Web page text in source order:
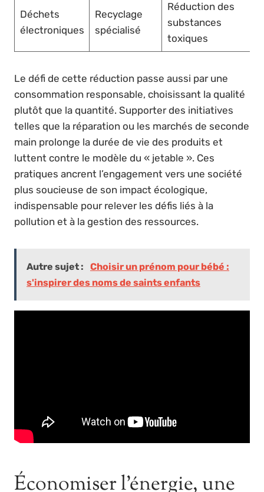
Déchets
électroniques
Recyclage
spécialisé
Réduction des
substances
toxiques
Le défi de cette réduction passe aussi par une
consommation responsable, choisissant la qualité
plutôt que la quantité. Supporter des initiatives
telles que la réparation ou les marchés de seconde
main prolonge la durée de vie des produits et
luttent contre le modèle du « jetable ». Ces
pratiques ancrent l’engagement vers une société
plus soucieuse de son impact écologique,
indispensable pour relever les défis liés à la
pollution et à la gestion des ressources.
Autre sujet :
Choisir un prénom pour bébé :
s'inspirer des noms de saints enfants
Économiser l’énergie, une